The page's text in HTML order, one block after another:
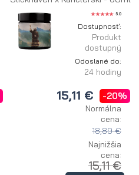
5.0
Dostupnosť:
Produkt
dostupný
Odoslané do:
24 hodiny
15,11 € -20%
Normálna
cena:
18,89 €
Najnižšia
cena:
15,11 €